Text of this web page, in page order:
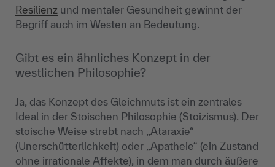
Resilienz und mentaler Gesundheit gewinnt der
Begriff auch im Westen an Bedeutung.
Gibt es ein ähnliches Konzept in der
westlichen Philosophie?
Ja, das Konzept des Gleichmuts ist ein zentrales
Ideal in der Stoischen Philosophie (Stoizismus). Der
stoische Weise strebt nach „Ataraxie“
(Unerschütterlichkeit) oder „Apatheie“ (ein Zustand
ohne irrationale Affekte), in dem man durch äußere